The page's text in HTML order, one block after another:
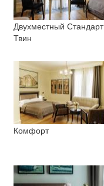
Двухместный Стандарт
Твин
Комфорт